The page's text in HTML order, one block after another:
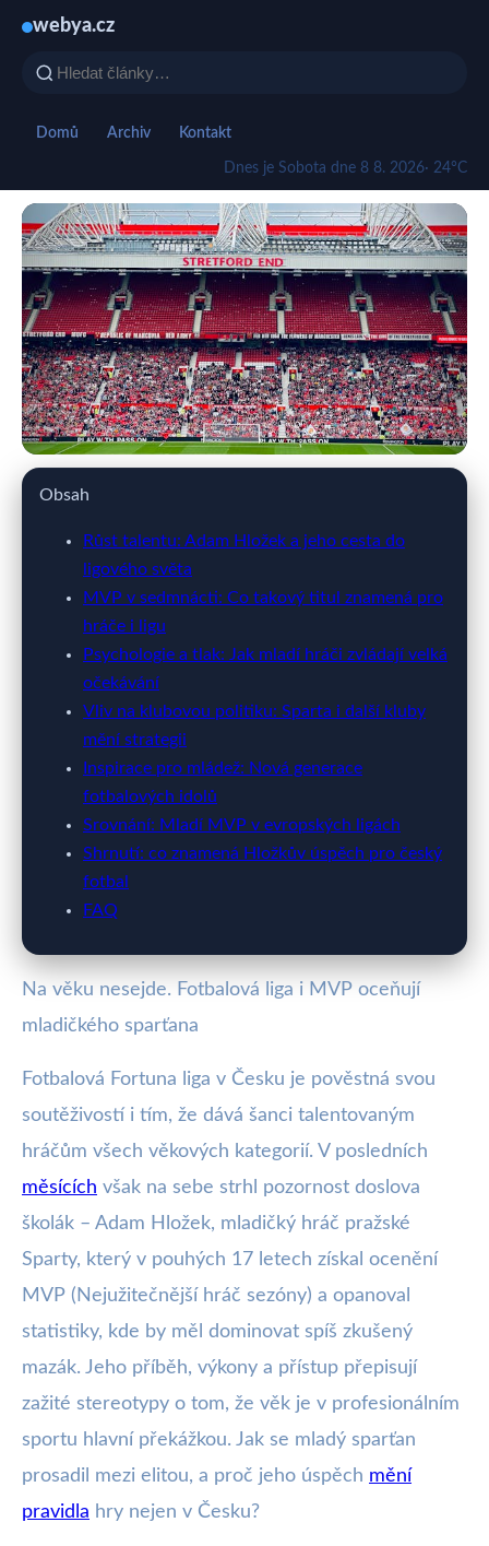
webya.cz
Domů Archiv Kontakt
Dnes je Sobota dne 8 8. 2026· 24°C
webya.cz
17letý Hložek dobyl fotbalovou
ligu: Jak věk ovlivňuje sport?
17. 3. 2026· 10 min čtení · Autor: Barbora Černá
Obsah
Růst talentu: Adam Hložek a jeho cesta do
ligového světa
MVP v sedmnácti: Co takový titul znamená pro
hráče i ligu
Psychologie a tlak: Jak mladí hráči zvládají velká
očekávání
Vliv na klubovou politiku: Sparta i další kluby
mění strategii
Inspirace pro mládež: Nová generace
fotbalových idolů
Srovnání: Mladí MVP v evropských ligách
Shrnutí: co znamená Hložkův úspěch pro český
fotbal
FAQ
Na věku nesejde. Fotbalová liga i MVP oceňují
mladičkého sparťana
Fotbalová Fortuna liga v Česku je pověstná svou
soutěživostí i tím, že dává šanci talentovaným
hráčům všech věkových kategorií. V posledních
měsících však na sebe strhl pozornost doslova
školák – Adam Hložek, mladičký hráč pražské
Sparty, který v pouhých 17 letech získal ocenění
MVP (Nejužitečnější hráč sezóny) a opanoval
statistiky, kde by měl dominovat spíš zkušený
mazák. Jeho příběh, výkony a přístup přepisují
zažité stereotypy o tom, že věk je v profesionálním
sportu hlavní překážkou. Jak se mladý sparťan
prosadil mezi elitou, a proč jeho úspěch mění
pravidla hry nejen v Česku?